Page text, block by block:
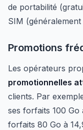
de portabilité
SIM (généralement
Promotions
Les opérateurs
promotionnelles
clients. Par
ses forfaits 100 Go
forfaits 80 Go à